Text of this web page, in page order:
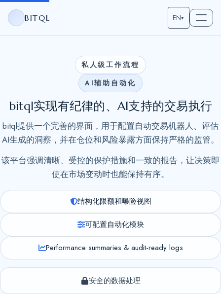
BITQL EN▾
私人级工作流程
AI辅助自动化
bitql实现有纪律的、AI支持的交易执行
bitql提供一个完善的界面，用于配置自动交易机器人、评估
AI生成的洞察，并在仓位和风险暴露方面保持严格的监管。
该平台强调清晰、受控的保护措施和一致的报告，让决策即
使在市场变动时也能保持有序。
结构化限额和曝险视图
可配置自动化模块
Performance summaries & audit-ready logs
安全的数据处理